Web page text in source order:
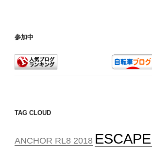
ン
参加中
TAG CLOUD
ANCHOR RL8 2018